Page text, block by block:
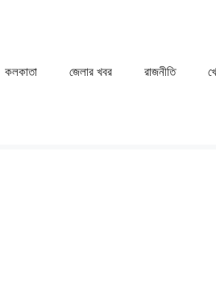
কলকাতা ⁠⁠জেলার খবর রাজনীতি